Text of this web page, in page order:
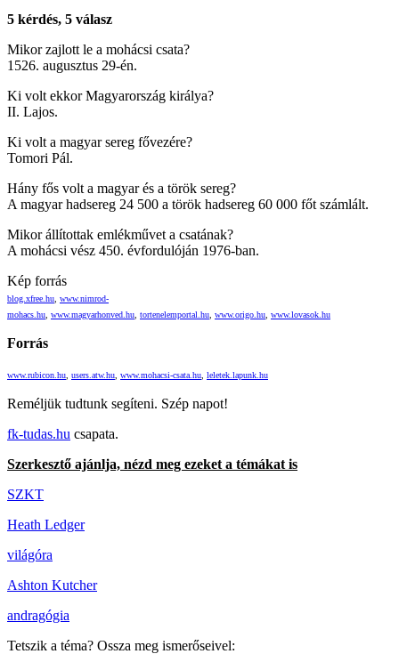
5 kérdés, 5 válasz
Mikor zajlott le a mohácsi csata?
1526. augusztus 29-én.
Ki volt ekkor Magyarország királya?
II. Lajos.
Ki volt a magyar sereg fővezére?
Tomori Pál.
Hány fős volt a magyar és a török sereg?
A magyar hadsereg 24 500 a török hadsereg 60 000 főt számlált.
Mikor állítottak emlékművet a csatának?
A mohácsi vész 450. évfordulóján 1976-ban.
Kép forrás
blog.xfree.hu www.nimrod-
mohacs.hu www.magyarhonved.hu tortenelemportal.hu www.origo.hu www.lovasok.hu
Forrás
www.rubicon.hu users.atw.hu www.mohacsi-csata.hu leletek.lapunk.hu
Reméljük tudtunk segíteni. Szép napot!
fk-tudas.hu csapata.
Szerkesztő ajánlja, nézd meg ezeket a témákat is
SZKT
Heath Ledger
világóra
Ashton Kutcher
andragógia
Tetszik a téma? Ossza meg ismerőseivel: